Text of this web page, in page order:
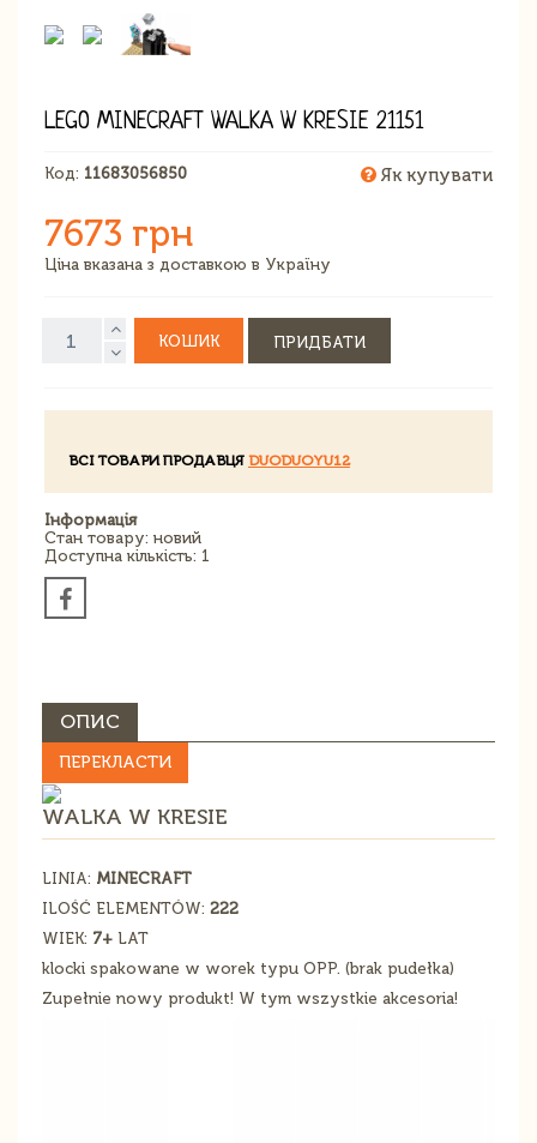
LEGO MINECRAFT WALKA W KRESIE 21151
Код: 11683056850 Як купувати
7673 грн
Ціна вказана з доставкою в Україну
КОШИК ПРИДБАТИ
ВСІ ТОВАРИ ПРОДАВЦЯ DUODUOYU12
Інформація
Стан товару: новий
Доступна кількість: 1
ОПИС
ПЕРЕКЛАСТИ
WALKA W KRESIE
LINIA: MINECRAFT
ILOŚĆ ELEMENTÓW: 222
WIEK: 7+ LAT
klocki spakowane w worek typu OPP. (brak pudełka)
Zupełnie nowy produkt! W tym wszystkie akcesoria!